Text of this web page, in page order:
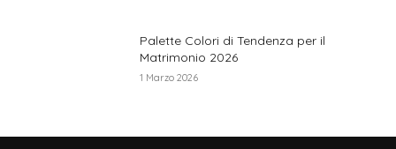
Palette Colori di Tendenza per il
Matrimonio 2026
1 Marzo 2026